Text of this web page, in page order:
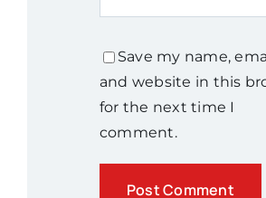
Save my name,
and website in this
for the next time I
comment.